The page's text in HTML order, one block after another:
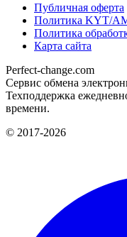
Публичная оферта
Политика KYT/
Политика
Карта сайта
Perfect-change.com
Сервис обмена
Техподдержка
времени.
© 2017-2026